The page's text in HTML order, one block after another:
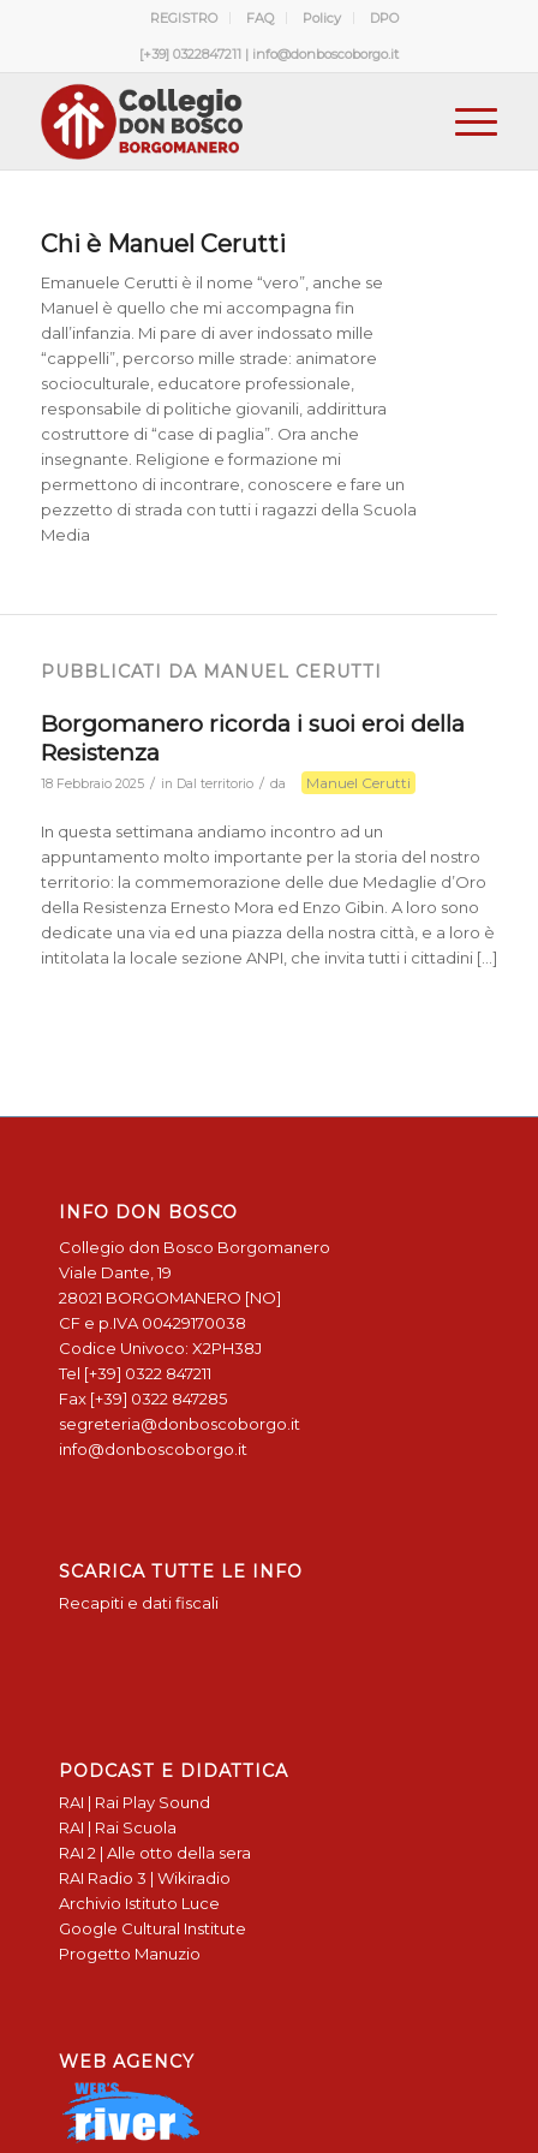
REGISTRO FAQ Policy DPO
[+39] 0322847211 | info@donboscoborgo.it
Chi è Manuel Cerutti
Emanuele Cerutti è il nome “vero”, anche se
Manuel è quello che mi accompagna fin
dall’infanzia. Mi pare di aver indossato mille
“cappelli”, percorso mille strade: animatore
socioculturale, educatore professionale,
responsabile di politiche giovanili, addirittura
costruttore di “case di paglia”. Ora anche
insegnante. Religione e formazione mi
permettono di incontrare, conoscere e fare un
pezzetto di strada con tutti i ragazzi della Scuola
Media
PUBBLICATI DA MANUEL CERUTTI
Borgomanero ricorda i suoi eroi della
Resistenza
18 Febbraio 2025 / in Dal territorio / da Manuel Cerutti
In questa settimana andiamo incontro ad un
appuntamento molto importante per la storia del nostro
territorio: la commemorazione delle due Medaglie d’Oro
della Resistenza Ernesto Mora ed Enzo Gibin. A loro sono
dedicate una via ed una piazza della nostra città, e a loro è
intitolata la locale sezione ANPI, che invita tutti i cittadini […]
INFO DON BOSCO
Collegio don Bosco Borgomanero
Viale Dante, 19
28021 BORGOMANERO [NO]
CF e p.IVA 00429170038
Codice Univoco: X2PH38J
Tel [+39] 0322 847211
Fax [+39] 0322 847285
segreteria@donboscoborgo.it
info@donboscoborgo.it
SCARICA TUTTE LE INFO
Recapiti e dati fiscali
PODCAST E DIDATTICA
RAI | Rai Play Sound
RAI | Rai Scuola
RAI 2 | Alle otto della sera
RAI Radio 3 | Wikiradio
Archivio Istituto Luce
Google Cultural Institute
Progetto Manuzio
WEB AGENCY